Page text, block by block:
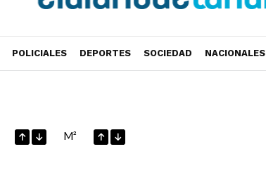
POLICIALES DEPORTES SOCIEDAD NACIONALES
M²